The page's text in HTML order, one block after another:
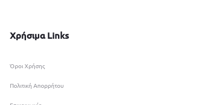
Χρήσιμα Links
Όροι Χρήσης
Πολιτική Απορρήτου